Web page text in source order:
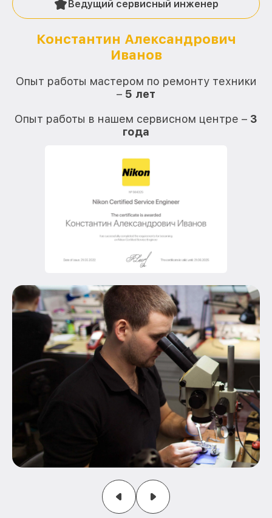
Ведущий сервисный инженер
Константин Александрович
Иванов
Опыт работы мастером по ремонту техники
– 5 лет
Опыт работы в нашем сервисном центре – 3
года